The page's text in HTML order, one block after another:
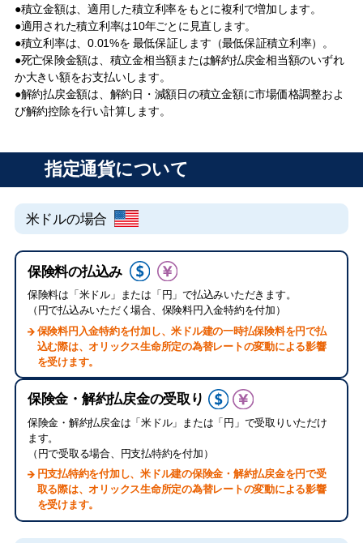
●積立金額は、適用した積立利率をもとに複利で増加します。
●適用された積立利率は10年ごとに見直します。
●積立利率は、0.01%を 最低保証します（最低保証積立利率）。
●死亡保険金額は、積立金相当額または解約払戻金相当額のいずれ
か大きい額をお支払いします。
●解約払戻金額は、解約日・減額日の積立金額に市場価格調整およ
び解約控除を行い計算します。
指定通貨について
米ドルの場合
保険料の払込み
保険料は「米ドル」または「円」で払込みいただきます。
（円で払込みいただく場合、保険料円入金特約を付加）
保険料円入金特約を付加し、米ドル建の一時払保険料を円で払
込む際は、オリックス生命所定の為替レートの変動による影響
を受けます。
保険金・解約払戻金の受取り
保険金・解約払戻金は「米ドル」または「円」で受取りいただけ
ます。
（円で受取る場合、円支払特約を付加）
円支払特約を付加し、米ドル建の保険金・解約払戻金を円で受
取る際は、オリックス生命所定の為替レートの変動による影響
を受けます。